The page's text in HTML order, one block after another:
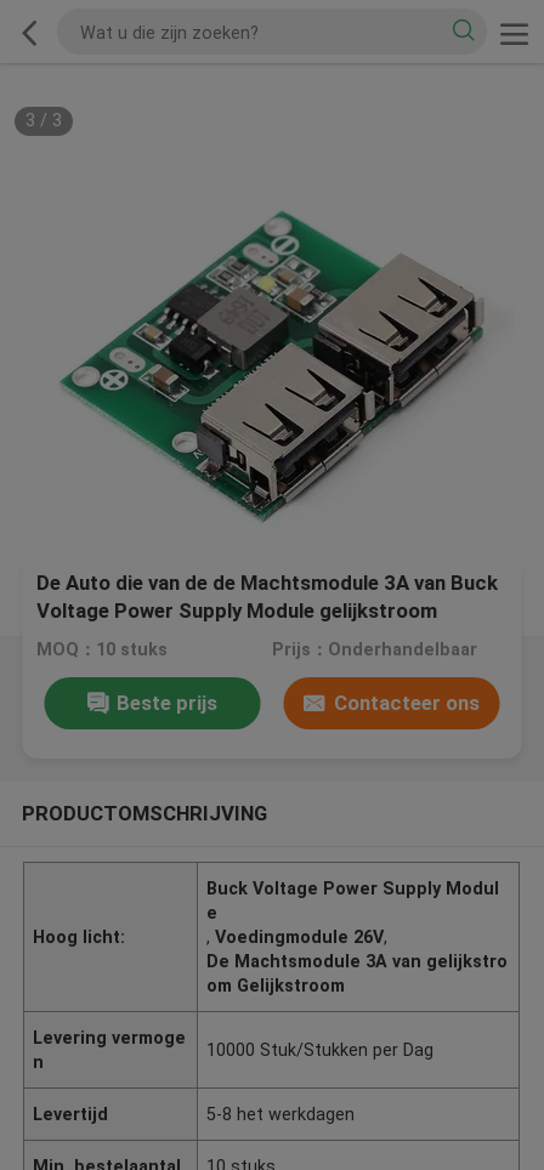
3 / 3
De Auto die van de de Machtsmodule 3A van Buck
Voltage Power Supply Module gelijkstroom
gelijkstroom 6-26V laden
MOQ：10 stuks Prijs：Onderhandelbaar
Beste prijs Contacteer ons
PRODUCTOMSCHRIJVING
Hoog licht:
Buck Voltage Power Supply Modul
e
,Voedingmodule 26V,
De Machtsmodule 3A van gelijkstro
om Gelijkstroom
Levering vermoge
n
10000 Stuk/Stukken per Dag
Levertijd 5-8 het werkdagen
Min. bestelaantal 10 stuks